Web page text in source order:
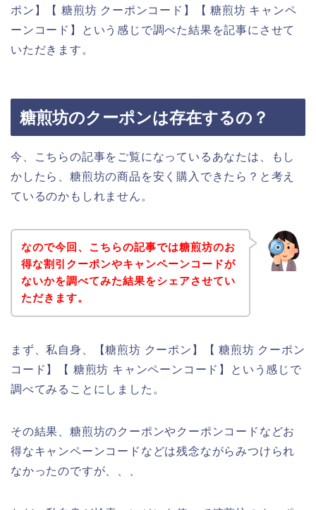
ポン】【 糖煎坊 クーポンコード】【 糖煎坊 キャンペ
ーンコード】という感じで調べた結果を記事にさせて
いただきます。
糖煎坊のクーポンは存在するの？
今、こちらの記事をご覧になっているあなたは、もし
かしたら、糖煎坊の商品を安く購入できたら？と考え
ているのかもしれません。
なので今回、こちらの記事では糖煎坊のお
得な割引クーポンやキャンペーンコードが
ないかを調べてみた結果をシェアさせてい
ただきます。
まず、私自身、【糖煎坊 クーポン】【 糖煎坊 クーポン
コード】【 糖煎坊 キャンペーンコード】という感じで
調べてみることにしました。
その結果、糖煎坊のクーポンやクーポンコードなどお
得なキャンペーンコードなどは残念ながらみつけられ
なかったのですが、、、